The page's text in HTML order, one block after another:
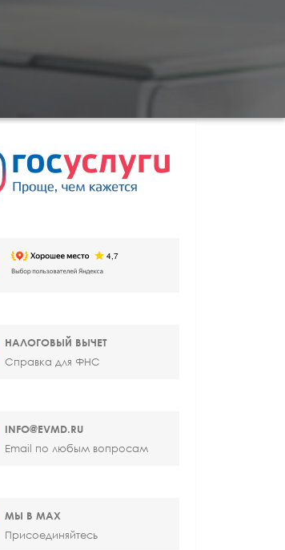
НАЛОГОВЫЙ ВЫЧЕТ
Справка для ФНС
INFO@EVMD.RU
Email по любым вопросам
МЫ В MAX
Присоединяйтесь